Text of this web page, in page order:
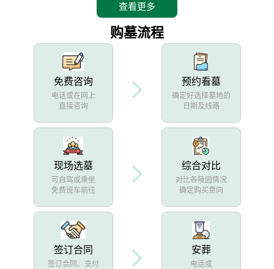
查看更多
购墓流程
免费咨询
电话或在网上
直接咨询
预约看墓
确定好选择墓地的
日期及线路
现场选墓
可自驾或乘坐
免费班车前往
综合对比
对比各陵园情况
确定购买意向
签订合同
签订合同、支付
安葬
电话或